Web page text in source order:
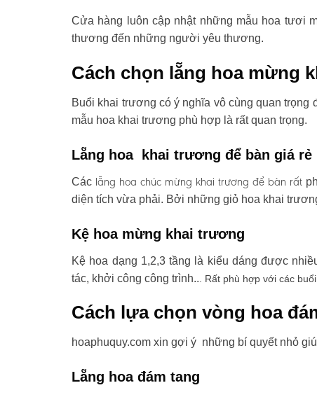
Cửa hàng luôn cập nhật những mẫu hoa tươi
thương đến những người yêu thương.
Cách chọn lẵng hoa mừng
Buổi khai trương có ý nghĩa vô cùng quan
mẫu hoa khai trương phù hợp là rất quan trọng.
Lẵng hoa khai trương để bàn giá rẻ
Các lẵng hoa chúc mừng khai trương để bàn rất
diện tích vừa phải. Bởi những giỏ hoa khai
Kệ hoa mừng khai trương
Kệ hoa dạng 1,2,3 tầng là kiểu dáng được
tác, khởi công công trình.. . Rất phù hợp với các
Cách lựa chọn vòng hoa
hoaphuquy.com xin gợi ý những bí quyết nhỏ
Lẵng hoa đám tang